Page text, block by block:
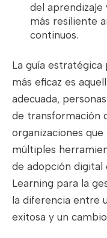
del aprendizaje
más resiliente
continuos.
La guía
más eficaz es
adecuada,
de transformación
organizaciones
múltiples
de adopción digital
Learning para la
la diferencia entre
exitosa y un